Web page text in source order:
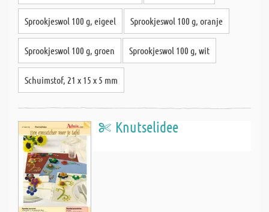
Sprookjeswol 100 g, eigeel Sprookjeswol 100 g, oranje
Sprookjeswol 100 g, groen Sprookjeswol 100 g, wit
Schuimstof, 21 x 15 x 5 mm
Knutselidee